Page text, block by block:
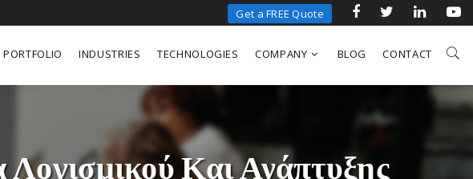
Get a FREE Quote
PORTFOLIO INDUSTRIES TECHNOLOGIES COMPANY BLOG CONTACT
Λογισμικού Και Ανάπτυξης